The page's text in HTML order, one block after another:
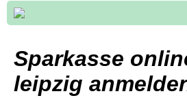
Sparkasse
leipzig